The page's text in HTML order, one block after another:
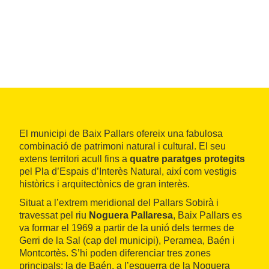
El municipi de Baix Pallars ofereix una fabulosa
combinació de patrimoni natural i cultural. El seu
extens territori acull fins a quatre paratges protegits
pel Pla d’Espais d’Interès Natural, així com vestigis
històrics i arquitectònics de gran interès.
Situat a l’extrem meridional del Pallars Sobirà i
travessat pel riu Noguera Pallaresa, Baix Pallars es
va formar el 1969 a partir de la unió dels termes de
Gerri de la Sal (cap del municipi), Peramea, Baén i
Montcortès. S’hi poden diferenciar tres zones
principals: la de Baén, a l’esquerra de la Noguera